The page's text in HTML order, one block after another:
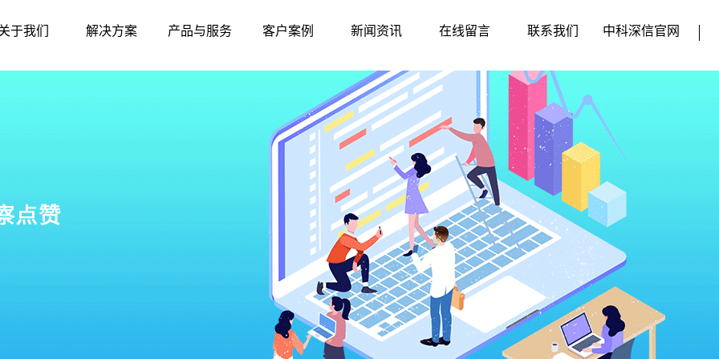
于我们
司简介
解决方案
智慧农贸
产品与服务
硬件中心
客户案例
标杆案例
东北地区
华东地区
华北地区
西北地区
西南地区
华中地区
新闻资讯
企业动态
行业新闻
媒体动态
在线留言 联系我们 中科深信官网